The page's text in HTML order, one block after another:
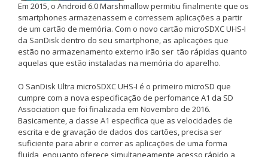
Em 2015, o Android 6.0 Marshmallow permitiu finalmente que os
smartphones armazenassem e corressem aplicações a partir
de um cartão de memória. Com o novo cartão microSDXC UHS-I
da SanDisk dentro do seu smartphone, as aplicações que
estão no armazenamento externo irão ser tão rápidas quanto
aquelas que estão instaladas na memória do aparelho.
O SanDisk Ultra microSDXC UHS-I é o primeiro microSD que
cumpre com a nova especificação de perfomance A1 da SD
Association que foi finalizada em Novembro de 2016.
Basicamente, a classe A1 especifica que as velocidades de
escrita e de gravação de dados dos cartões, precisa ser
suficiente para abrir e correr as aplicações de uma forma
fluida, enquanto oferece simultaneamente acesso rápido a